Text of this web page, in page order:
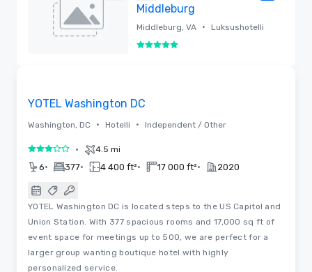
Middleburg
Middleburg, VA • Luksushotelli
5 / 5
YOTEL Washington DC
Washington, DC • Hotelli • Independent / Other
3 / 5 • 4.5 mi
6• 377• 4 400 ft²• 17 000 ft²• 2020
YOTEL Washington DC is located steps to the US Capitol and
Union Station. With 377 spacious rooms and 17,000 sq ft of
event space for meetings up to 500, we are perfect for a
larger group wanting boutique hotel with highly
personalized service.